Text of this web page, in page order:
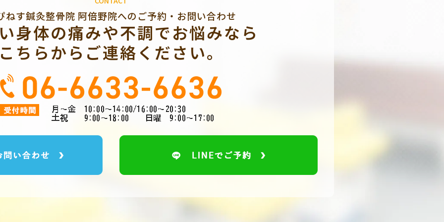
ねす鍼灸整骨院 阿倍野院への ご予約・お問い合わせ
身体の痛みや不調でお悩みなら
ちらからご連絡ください。